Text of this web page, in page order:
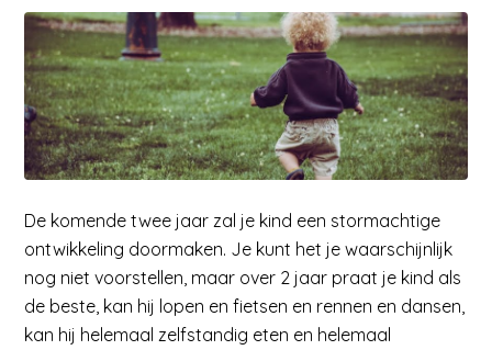
De komende twee jaar zal je kind een stormachtige
ontwikkeling doormaken. Je kunt het je waarschijnlijk
nog niet voorstellen, maar over 2 jaar praat je kind als
de beste, kan hij lopen en fietsen en rennen en dansen,
kan hij helemaal zelfstandig eten en helemaal